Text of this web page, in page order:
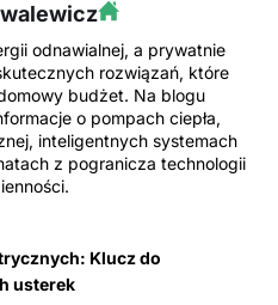
odnawialnej, a prywatnie
rozwiązań, które
budżet. Na blogu
o pompach ciepła,
inteligentnych systemach
z pogranicza technologii
Klucz do
usterek